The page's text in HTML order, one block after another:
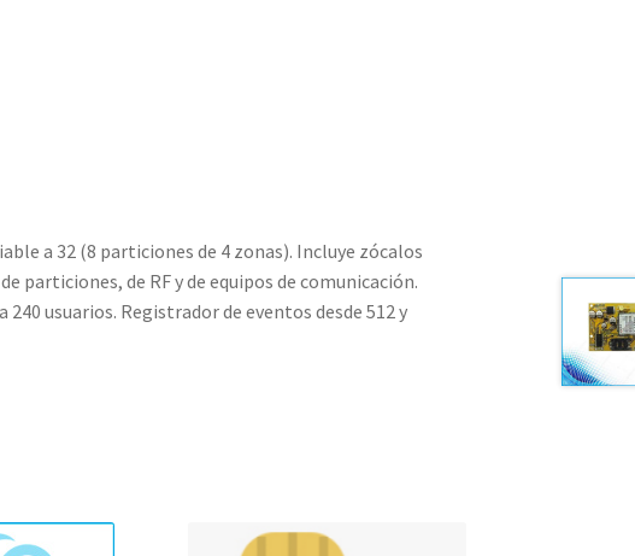
a 32 (8 particiones de 4 zonas). Incluye zócalos
particiones, de RF y de equipos de comunicación.
240 usuarios. Registrador de eventos desde 512 y